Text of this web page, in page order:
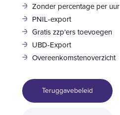
Zonder percentage per uur
PNIL-export
Gratis zzp’ers toevoegen
UBD-Export
Overeenkomstenoverzicht
Teruggavebeleid